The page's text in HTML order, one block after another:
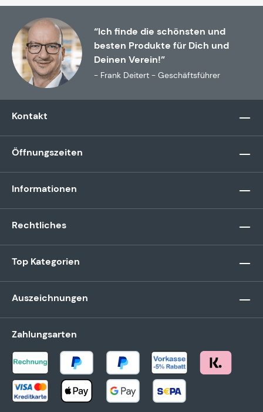
“Ich finde die schönsten und
besten Produkte für Dich und
Deinen Verein!”
- Frank Deitert - Geschäftsführer
Kontakt
Öffnungszeiten
Informationen
Rechtliches
Top Kategorien
Auszeichnungen
Zahlungsarten